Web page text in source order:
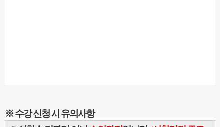
※ 수강 신청 시 유의사항